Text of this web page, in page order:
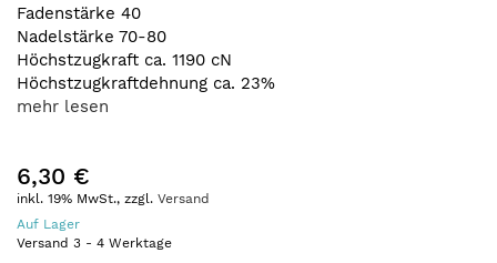
Fadenstärke 40
Nadelstärke 70-80
Höchstzugkraft ca. 1190 cN
Höchstzugkraftdehnung ca. 23%
mehr lesen
6,30 €
inkl. 19% MwSt., zzgl. Versand
Auf Lager
Versand 3 - 4 Werktage